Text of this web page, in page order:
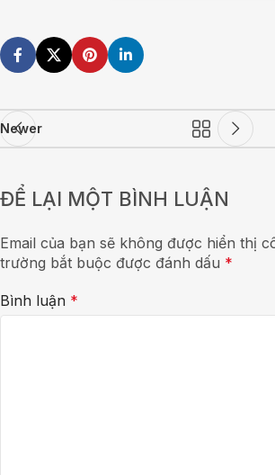
Newer
ĐỂ LẠI MỘT BÌNH LUẬN
Email của bạn sẽ không được hiển thị
trường bắt buộc được đánh dấu *
Bình luận *